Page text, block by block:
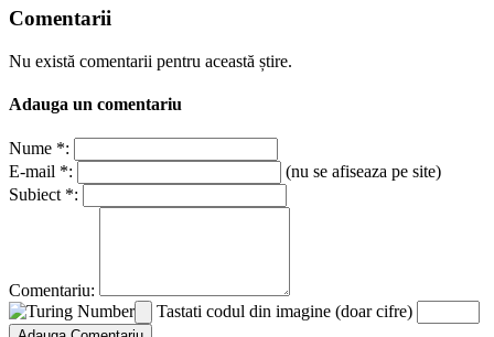
Comentarii
Nu există comentarii pentru această știre.
Adauga un comentariu
Nume *:
E-mail *:
(nu se afiseaza pe site)
Subiect *:
Comentariu:
Tastati codul din imagine (doar cifre)